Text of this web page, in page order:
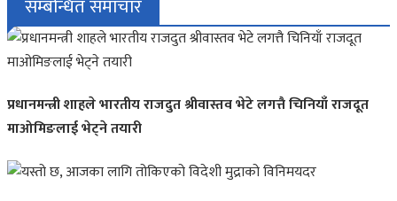
सम्बन्धित समाचार
प्रधानमन्त्री शाहले भारतीय राजदुत श्रीवास्तव भेटे लगत्तै चिनियाँ राजदूत
माओमिङलाई भेट्ने तयारी